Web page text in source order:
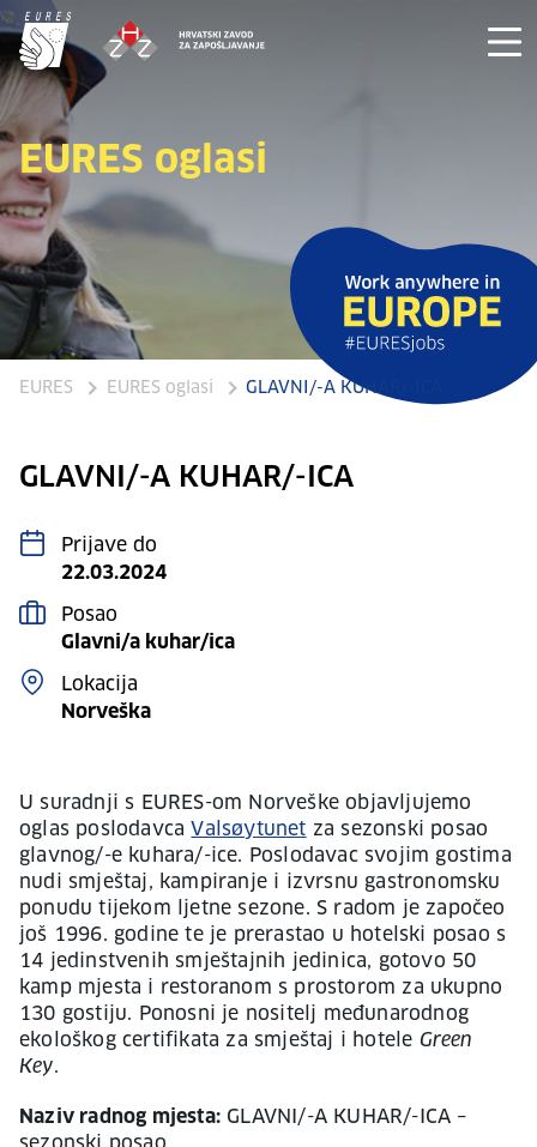
EURES oglasi
EURES EURES oglasi GLAVNI/-A KUHAR/-ICA
GLAVNI/-A KUHAR/-ICA
Prijave do
22.03.2024
Posao
Glavni/a kuhar/ica
Lokacija
Norveška
U suradnji s EURES-om Norveške objavljujemo
oglas poslodavcaValsøytunet za sezonski posao
glavnog/-e kuhara/-ice. Poslodavac svojim gostima
nudi smještaj, kampiranje i izvrsnu gastronomsku
ponudu tijekom ljetne sezone. S radom je započeo
još 1996. godine te je prerastao u hotelski posao s
14 jedinstvenih smještajnih jedinica, gotovo 50
kamp mjesta i restoranom s prostorom za ukupno
130 gostiju. Ponosni je nositelj međunarodnog
ekološkog certifikata za smještaj i hotele Green
Key.
Naziv radnog mjesta: GLAVNI/-A KUHAR/-ICA –